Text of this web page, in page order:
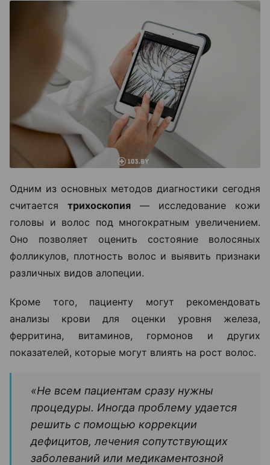
Одним из основных методов диагностики сегодня
считается трихоскопия — исследование кожи
головы и волос под многократным увеличением.
Оно позволяет оценить состояние волосяных
фолликулов, плотность волос и выявить признаки
различных видов алопеции.
Кроме того, пациенту могут рекомендовать
анализы крови для оценки уровня железа,
ферритина, витаминов, гормонов и других
показателей, которые могут влиять на рост волос.
«Не всем пациентам сразу нужны
процедуры. Иногда проблему удается
решить с помощью коррекции
дефицитов, лечения сопутствующих
заболеваний или медикаментозной